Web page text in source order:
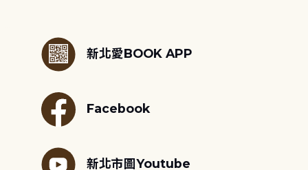
新北愛BOOK APP
Facebook
新北市圖Youtube